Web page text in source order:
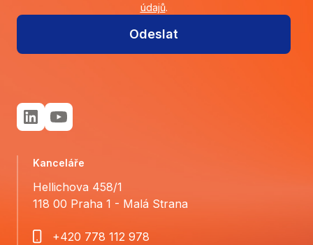
údajů.
Odeslat
Kanceláře
Hellichova 458/1
118 00 Praha 1 - Malá Strana
+420 778 112 978